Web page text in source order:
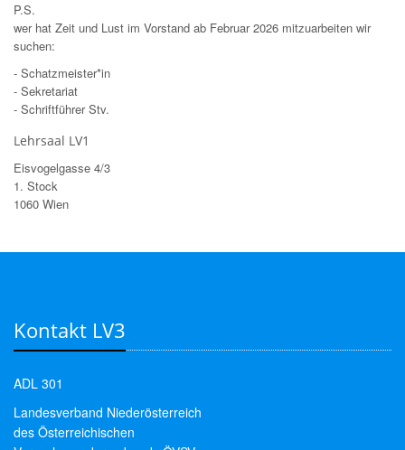
P.S.
wer hat Zeit und Lust im Vorstand ab Februar 2026 mitzuarbeiten wir
suchen:
- Schatzmeister*in
- Sekretariat
- Schriftführer Stv.
Lehrsaal LV1
Eisvogelgasse 4/3
1. Stock
1060 Wien
Kontakt LV3
ADL 301
Landesverband Niederösterreich
des Österreichischen